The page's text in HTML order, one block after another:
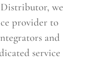
we
provider to
and
service